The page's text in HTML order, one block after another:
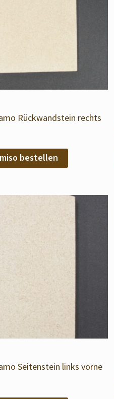
Rückwandstein rechts
bestellen
Seitenstein links vorne